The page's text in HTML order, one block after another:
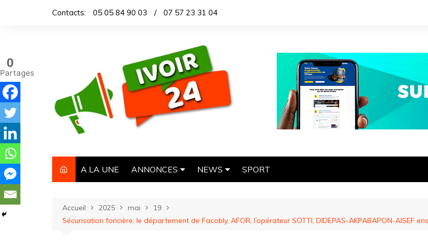
Contacts: 05 05 84 90 03 / 07 57 23 31 04
A LA UNE ANNONCES
AUTOMOBILE
NECROLOGIE
NEWS
ARTICLES
ART ET CULTURE
SPORT
Accueil 2025 mai
19
Sécurisation foncière: le département de Facobly, AFOR, l’opérateur SOTTI, DIDEPAS-AKPABAPON-AISEF
0
Partages